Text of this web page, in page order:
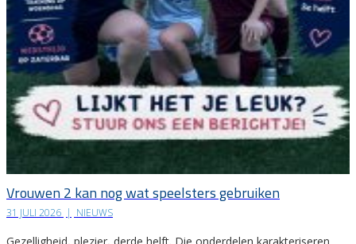
Vrouwen 2 kan nog wat speelsters gebruiken
31 JULI 2026 | NIEUWS